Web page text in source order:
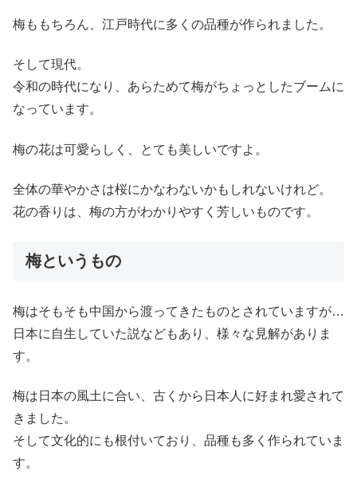
梅ももちろん、江戸時代に多くの品種が作られました。
そして現代。
令和の時代になり、あらためて梅がちょっとしたブームに
なっています。
梅の花は可愛らしく、とても美しいですよ。
全体の華やかさは桜にかなわないかもしれないけれど。
花の香りは、梅の方がわかりやすく芳しいものです。
梅というもの
梅はそもそも中国から渡ってきたものとされていますが…
日本に自生していた説などもあり、様々な見解がありま
す。
梅は日本の風土に合い、古くから日本人に好まれ愛されて
きました。
そして文化的にも根付いており、品種も多く作られていま
す。